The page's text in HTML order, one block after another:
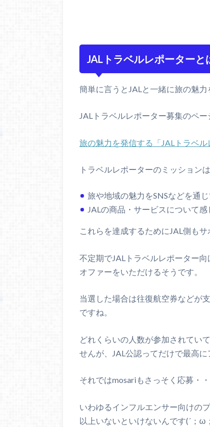
JALトラベルレポーターと
簡単に言うとJALと一緒に旅の魅
JALトラベルレポーター募集のペー
旅の魅力を発信する「JALトラベル
トラベルレポーターのミッション
旅や地域の魅力をSNSなどを通
JALの商品・サービスについて
これらを達成するためにJAL側もサ
不定期でJALトラベルレポーター
オファーをいただけるそうです。
当選した場合は往復航空券などが
ですね。
どれくらいの人数が参加されてい
せんが、JAL公認ってだけで最高
それではmosariもさっそく応募・
いわゆるインフルエンサー向けの
以上いないといけないんです(´；ω